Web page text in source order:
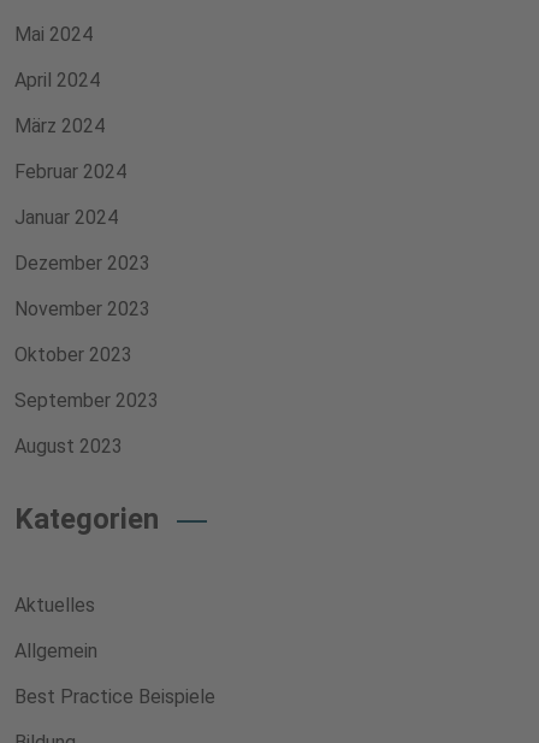
Mai 2024
April 2024
März 2024
Februar 2024
Januar 2024
Dezember 2023
November 2023
Oktober 2023
September 2023
August 2023
Kategorien
Aktuelles
Allgemein
Best Practice Beispiele